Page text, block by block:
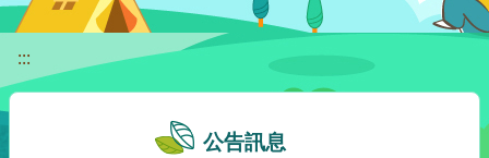
:::
公告訊息